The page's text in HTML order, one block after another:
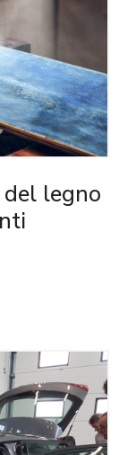
del legno